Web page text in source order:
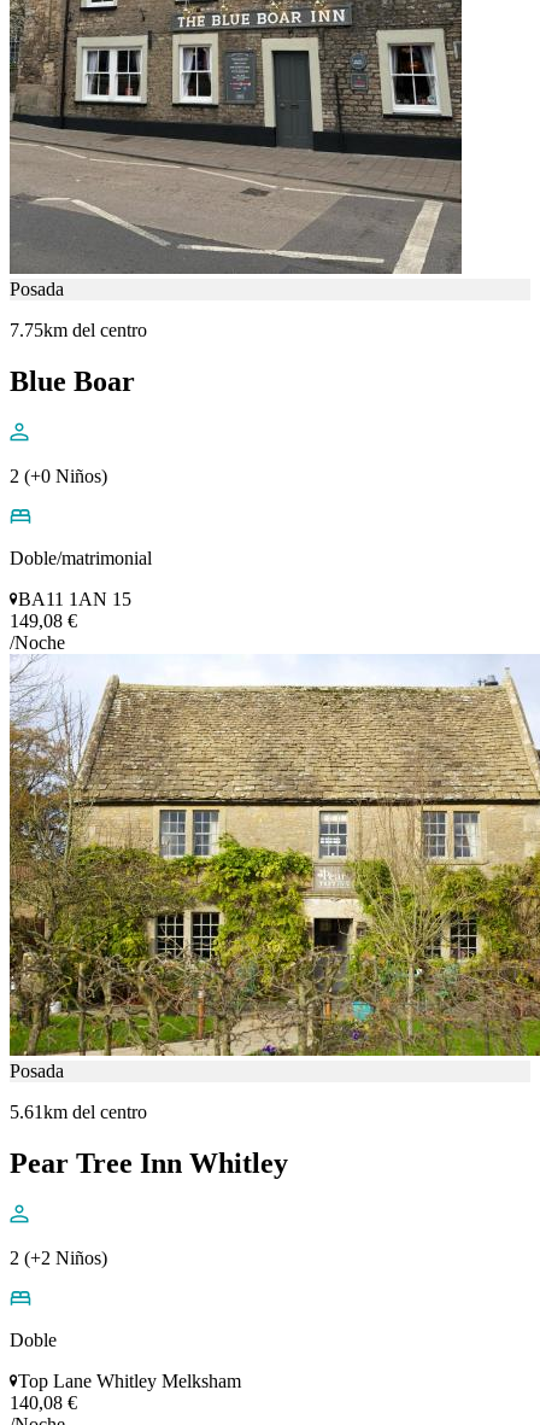
Posada
7.75km del centro
Blue Boar
2 (+0 Niños)
Doble/matrimonial
BA11 1AN 15
149,08 €
/Noche
Posada
5.61km del centro
Pear Tree Inn Whitley
2 (+2 Niños)
Doble
Top Lane Whitley Melksham
140,08 €